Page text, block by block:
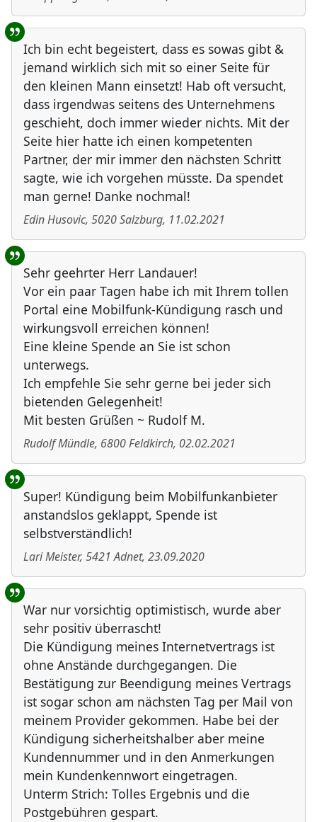
Ich bin echt begeistert, dass es sowas gibt &
jemand wirklich sich mit so einer Seite für
den kleinen Mann einsetzt! Hab oft versucht,
dass irgendwas seitens des Unternehmens
geschieht, doch immer wieder nichts. Mit der
Seite hier hatte ich einen kompetenten
Partner, der mir immer den nächsten Schritt
sagte, wie ich vorgehen müsste. Da spendet
man gerne! Danke nochmal!
Edin Husovic, 5020Salzburg, 11.02.2021
Sehr geehrter Herr Landauer!
Vor ein paar Tagen habe ich mit Ihrem tollen
Portal eine Mobilfunk-Kündigung rasch und
wirkungsvoll erreichen können!
Eine kleine Spende an Sie ist schon
unterwegs.
Ich empfehle Sie sehr gerne bei jeder sich
bietenden Gelegenheit!
Mit besten Grüßen ~ Rudolf M.
Rudolf Mündle, 6800Feldkirch, 02.02.2021
Super! Kündigung beim Mobilfunkanbieter
anstandslos geklappt, Spende ist
selbstverständlich!
Lari Meister, 5421 Adnet, 23.09.2020
War nur vorsichtig optimistisch, wurde aber
sehr positiv überrascht!
Die Kündigung meines Internetvertrags ist
ohne Anstände durchgegangen. Die
Bestätigung zur Beendigung meines Vertrags
ist sogar schon am nächsten Tag per Mail von
meinem Provider gekommen. Habe bei der
Kündigung sicherheitshalber aber meine
Kundennummer und in den Anmerkungen
mein Kundenkennwort eingetragen.
Unterm Strich: Tolles Ergebnis und die
Postgebühren gespart.